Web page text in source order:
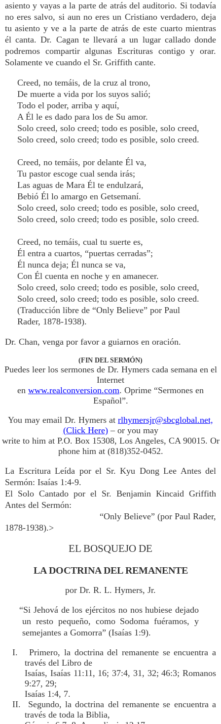
asiento y vayas a la parte de atrás del auditorio. Si todavía
no eres salvo, si aun no eres un Cristiano verdadero, deja
tu asiento y ve a la parte de atrás de este cuarto mientras
él canta. Dr. Cagan te llevará a un lugar callado donde
podremos compartir algunas Escrituras contigo y orar.
Solamente ve cuando el Sr. Griffith cante.
Creed, no temáis, de la cruz al trono,
De muerte a vida por los suyos salió;
Todo el poder, arriba y aquí,
A Él le es dado para los de Su amor.
Solo creed, solo creed; todo es posible, solo creed,
Solo creed, solo creed; todo es posible, solo creed.
Creed, no temáis, por delante Él va,
Tu pastor escoge cual senda irás;
Las aguas de Mara Él te endulzará,
Bebió Él lo amargo en Getsemaní.
Solo creed, solo creed; todo es posible, solo creed,
Solo creed, solo creed; todo es posible, solo creed.
Creed, no temáis, cual tu suerte es,
Él entra a cuartos, “puertas cerradas”;
Él nunca deja; Él nunca se va,
Con Él cuenta en noche y en amanecer.
Solo creed, solo creed; todo es posible, solo creed,
Solo creed, solo creed; todo es posible, solo creed.
(Traducción libre de “Only Believe” por Paul
Rader, 1878-1938).
Dr. Chan, venga por favor a guiarnos en oración.
(FIN DEL SERMÓN)
Puedes leer los sermones de Dr. Hymers cada semana en el
Internet
en www.realconversion.com. Oprime “Sermones en
Español”.
You may email Dr. Hymers at rlhymersjr@sbcglobal.net,
(Click Here)– or you may
write to him at P.O. Box 15308, Los Angeles, CA 90015. Or
phone him at (818)352-0452.
La Escritura Leída por el Sr. Kyu Dong Lee Antes del
Sermón: Isaías 1:4-9.
El Solo Cantado por el Sr. Benjamin Kincaid Griffith
Antes del Sermón:
“Only Believe” (por Paul Rader,
1878-1938).>
EL BOSQUEJO DE
LA DOCTRINA DEL REMANENTE
por Dr. R. L. Hymers, Jr.
“Si Jehová de los ejércitos no nos hubiese dejado
un resto pequeño, como Sodoma fuéramos, y
semejantes a Gomorra” (Isaías 1:9).
I. Primero, la doctrina del remanente se encuentra a
través del Libro de
Isaías, Isaías 11:11, 16; 37:4, 31, 32; 46:3; Romanos
9:27, 29;
Isaías 1:4, 7.
II. Segundo, la doctrina del remanente se encuentra a
través de toda la Biblia,